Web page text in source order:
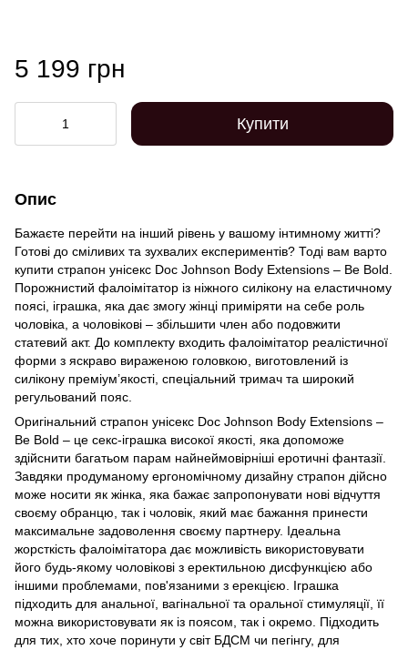
5 199 грн
Купити
Опис
Бажаєте перейти на інший рівень у вашому інтимному житті?
Готові до сміливих та зухвалих експериментів? Тоді вам варто
купити страпон унісекс Doc Johnson Body Extensions – Be Bold.
Порожнистий фалоімітатор із ніжного силікону на еластичному
поясі, іграшка, яка дає змогу жінці приміряти на себе роль
чоловіка, а чоловікові – збільшити член або подовжити
статевий акт. До комплекту входить фалоімітатор реалістичної
форми з яскраво вираженою головкою, виготовлений із
силікону преміум’якості, спеціальний тримач та широкий
регульований пояс.
Оригінальний страпон унісекс Doc Johnson Body Extensions –
Be Bold – це секс-іграшка високої якості, яка допоможе
здійснити багатьом парам найнеймовірніші еротичні фантазії.
Завдяки продуманому ергономічному дизайну страпон дійсно
може носити як жінка, яка бажає запропонувати нові відчуття
своєму обранцю, так і чоловік, який має бажання принести
максимальне задоволення своєму партнеру. Ідеальна
жорсткість фалоімітатора дає можливість використовувати
його будь-якому чоловікові з еректильною дисфункцією або
іншими проблемами, пов'язаними з ерекцією. Іграшка
підходить для анальної, вагінальної та оральної стимуляції, її
можна використовувати як із поясом, так і окремо. Підходить
для тих, хто хоче поринути у світ БДСМ чи пегінгу, для